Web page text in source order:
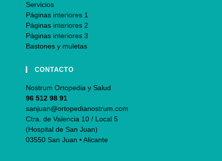
Servicios
Páginas interiores 1
Páginas interiores 2
Páginas interiores 3
Bastones y muletas
CONTACTO
Nostrum Ortopedia y Salud
96 512 98 91
sanjuan@ortopedianostrum.com
Ctra. de Valencia 10 / Local 5
(Hospital de San Juan)
03550 San Juan • Alicante